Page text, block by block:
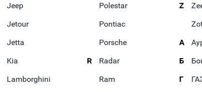
Jeep
Jetour
Jetta
Kia
Lamborghini
Polestar
Pontiac
Porsche
R
Radar
Ram
Z
А
Б
Г